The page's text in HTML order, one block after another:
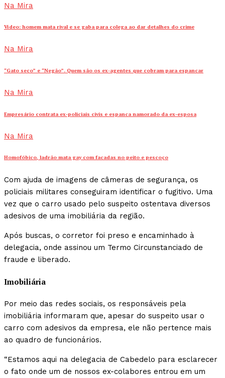
Na Mira
Vídeo: homem mata rival e se gaba para colega ao dar detalhes do crime
Na Mira
“Gato seco” e “Negão”. Quem são os ex-agentes que cobram para espancar
Na Mira
Empresário contrata ex-policiais civis e espanca namorado da ex-esposa
Na Mira
Homofóbico, ladrão mata gay com facadas no peito e pescoço
Com ajuda de imagens de câmeras de segurança, os
policiais militares conseguiram identificar o fugitivo. Uma
vez que o carro usado pelo suspeito ostentava diversos
adesivos de uma imobiliária da região.
Após buscas, o corretor foi preso e encaminhado à
delegacia, onde assinou um Termo Circunstanciado de
fraude e liberado.
Imobiliária
Por meio das redes sociais, os responsáveis pela
imobiliária informaram que, apesar do suspeito usar o
carro com adesivos da empresa, ele não pertence mais
ao quadro de funcionários.
“Estamos aqui na delegacia de Cabedelo para esclarecer
o fato onde um de nossos ex-colabores entrou em um